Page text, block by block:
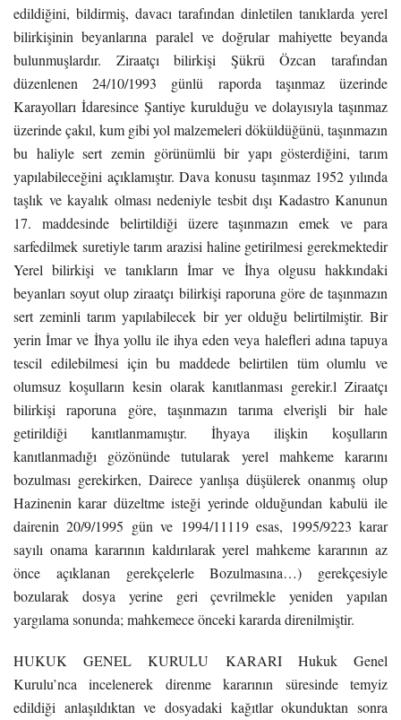
edildiğini, bildirmiş, davacı tarafından dinletilen tanıklarda yerel
bilirkişinin beyanlarına paralel ve doğrular mahiyette beyanda
bulunmuşlardır. Ziraatçı bilirkişi Şükrü Özcan tarafından
düzenlenen 24/10/1993 günlü raporda taşınmaz üzerinde
Karayolları İdaresince Şantiye kurulduğu ve dolayısıyla taşınmaz
üzerinde çakıl, kum gibi yol malzemeleri döküldüğünü, taşınmazın
bu haliyle sert zemin görünümlü bir yapı gösterdiğini, tarım
yapılabileceğini açıklamıştır. Dava konusu taşınmaz 1952 yılında
taşlık ve kayalık olması nedeniyle tesbit dışı Kadastro Kanunun
17. maddesinde belirtildiği üzere taşınmazın emek ve para
sarfedilmek suretiyle tarım arazisi haline getirilmesi gerekmektedir
Yerel bilirkişi ve tanıkların İmar ve İhya olgusu hakkındaki
beyanları soyut olup ziraatçı bilirkişi raporuna göre de taşınmazın
sert zeminli tarım yapılabilecek bir yer olduğu belirtilmiştir. Bir
yerin İmar ve İhya yollu ile ihya eden veya halefleri adına tapuya
tescil edilebilmesi için bu maddede belirtilen tüm olumlu ve
olumsuz koşulların kesin olarak kanıtlanması gerekir.l Ziraatçı
bilirkişi raporuna göre, taşınmazın tarıma elverişli bir hale
getirildiği kanıtlanmamıştır. İhyaya ilişkin koşulların
kanıtlanmadığı gözönünde tutularak yerel mahkeme kararını
bozulması gerekirken, Dairece yanlışa düşülerek onanmış olup
Hazinenin karar düzeltme isteği yerinde olduğundan kabulü ile
dairenin 20/9/1995 gün ve 1994/11119 esas, 1995/9223 karar
sayılı onama kararının kaldırılarak yerel mahkeme kararının az
önce açıklanan gerekçelerle Bozulmasına…) gerekçesiyle
bozularak dosya yerine geri çevrilmekle yeniden yapılan
yargılama sonunda; mahkemece önceki kararda direnilmiştir.
HUKUK GENEL KURULU KARARI Hukuk Genel
Kurulu’nca incelenerek direnme kararının süresinde temyiz
edildiği anlaşıldıktan ve dosyadaki kağıtlar okunduktan sonra